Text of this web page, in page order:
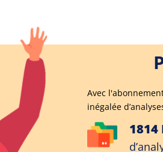
Avec
inégalée
1814